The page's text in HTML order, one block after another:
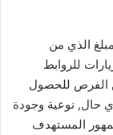
الذي من
للروابط
من الفرص للحصول
حال, نوعية وجودة
المستهدف